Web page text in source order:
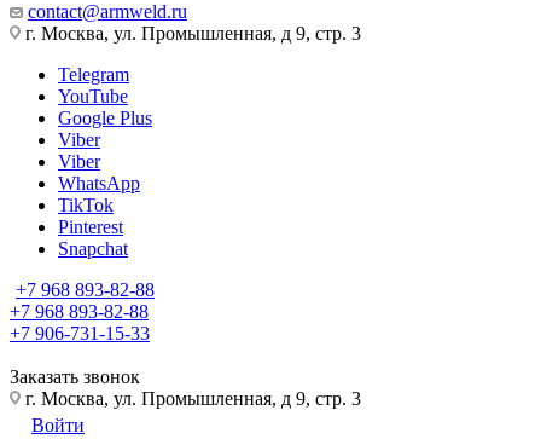
contact@armweld.ru
г. Москва, ул. Промышленная, д 9, стр. 3
Telegram
YouTube
Google Plus
Viber
Viber
WhatsApp
TikTok
Pinterest
Snapchat
+7 968 893-82-88
+7 968 893-82-88
+7 906-731-15-33
Заказать звонок
г. Москва, ул. Промышленная, д 9, стр. 3
Войти